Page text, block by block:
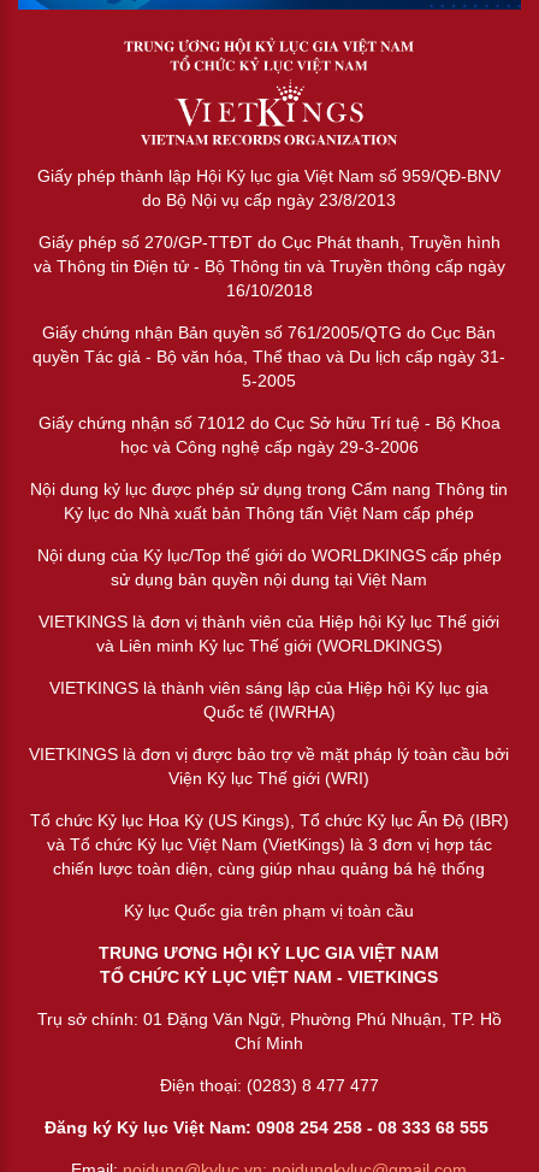
Giấy phép thành lập Hội Kỷ lục gia Việt Nam số 959/QĐ-BNV
do Bộ Nội vụ cấp ngày 23/8/2013
Giấy phép số 270/GP-TTĐT do Cục Phát thanh, Truyền hình
và Thông tin Điện tử - Bộ Thông tin và Truyền thông cấp ngày
16/10/2018
Giấy chứng nhận Bản quyền số 761/2005/QTG do Cục Bản
quyền Tác giả - Bộ văn hóa, Thể thao và Du lịch cấp ngày 31-
5-2005
Giấy chứng nhận số 71012 do Cục Sở hữu Trí tuệ - Bộ Khoa
học và Công nghệ cấp ngày 29-3-2006
Nội dung kỷ lục được phép sử dụng trong Cẩm nang Thông tin
Kỷ lục do Nhà xuất bản Thông tấn Việt Nam cấp phép
Nội dung của Kỷ lục/Top thế giới do WORLDKINGS cấp phép
sử dụng bản quyền nội dung tại Việt Nam
VIETKINGS là đơn vị thành viên của Hiệp hội Kỷ lục Thế giới
và Liên minh Kỷ lục Thế giới (WORLDKINGS)
VIETKINGS là thành viên sáng lập của Hiệp hội Kỷ lục gia
Quốc tế (IWRHA)
VIETKINGS là đơn vị được bảo trợ về mặt pháp lý toàn cầu bởi
Viện Kỷ lục Thế giới (WRI)
Tổ chức Kỷ lục Hoa Kỳ (US Kings), Tổ chức Kỷ lục Ấn Độ (IBR)
và Tổ chức Kỷ lục Việt Nam (VietKings) là 3 đơn vị hợp tác
chiến lược toàn diện, cùng giúp nhau quảng bá hệ thống
Kỷ lục Quốc gia trên phạm vị toàn cầu
TRUNG ƯƠNG HỘI KỶ LỤC GIA VIỆT NAM
TỔ CHỨC KỶ LỤC VIỆT NAM - VIETKINGS
Trụ sở chính: 01 Đặng Văn Ngữ, Phường Phú Nhuận, TP. Hồ
Chí Minh
Điện thoại: (0283) 8 477 477
Đăng ký Kỷ lục Việt Nam: 0908 254 258 -08 333 68 555